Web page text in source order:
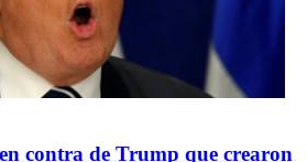
contra de Trump que crearon